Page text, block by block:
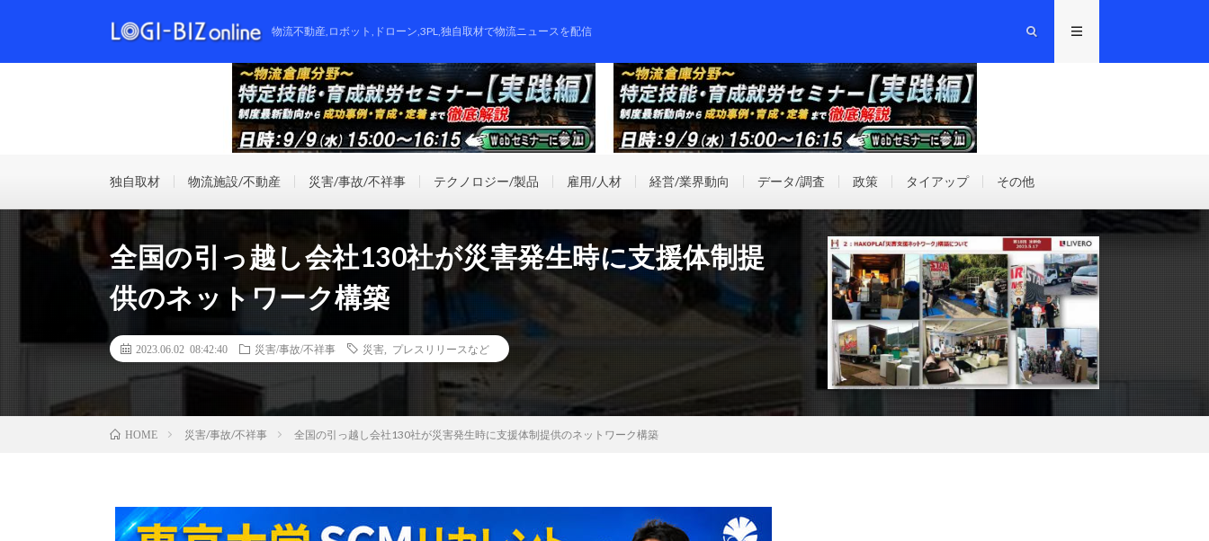
物流不動産,ロボット,ドローン,3PL,独自取材で物流ニュースを配信
独自取材 物流施設/不動産 災害/事故/不祥事 テクノロジー/製品 雇用/人材 経営/業界動向 データ/調査 政策 タイアップ その他
全国の引っ越し会社130社が災害発生時に支援体制提
供のネットワーク構築
2023.06.02 08:42:40 災害/事故/不祥事 災害 プレスリリースなど
HOME 災害/事故/不祥事 全国の引っ越し会社130社が災害発生時に支援体制提供のネットワーク構築